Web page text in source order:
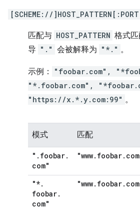
[SCHEME://
匹配与 HOST_PATTERN 格式
导 "." 会被解释为 "*." 。
示例：
"foobar.com",
"*.foobar.com",
"https://x.*.y.com:99" 。
模式 匹配
" . foobar.
com"
"www. foobar.
"*.
foobar.
com"
"www. foobar.